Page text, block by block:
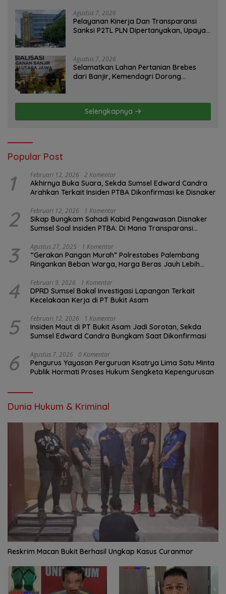
Agustus 7, 2026
Pelayanan Kinerja Dan Transparansi
Sanksi P2TL PLN Dipertanyakan, Upaya
Agustus 7, 2026
Selamatkan Lahan Pertanian Brebes
dari Banjir, Kemendagri Dorong
Selengkapnya
Popular Post
1 Februari 12, 2026 2 Komentar
Akhirnya Buka Suara, Sekda Sumsel Edward Candra
Arahkan Terkait Insiden PTBA Dikonfirmasi ke Disnaker
2 Februari 12, 2026 1 Komentar
Sikap Bungkam Sahadi Kabid Pengawasan Disnaker
Sumsel Soal Insiden PTBA: Di Mana Transparansi
3 Agustus 27, 2025 1 Komentar
“Gerakan Pangan Murah” Polrestabes Palembang
Ringankan Beban Warga, Harga Beras Jauh Lebih
4 Februari 9, 2026 1 Komentar
DPRD Sumsel Bakal Investigasi Lapangan Terkait
Kecelakaan Kerja di PT Bukit Asam
5 Februari 12, 2026 1 Komentar
Insiden Maut di PT Bukit Asam Jadi Sorotan, Sekda
Sumsel Edward Candra Bungkam Saat Dikonfirmasi
6 Agustus 7, 2026 0 Komentar
Pengurus Yayasan Perguruan Ksatrya Lima Satu Minta
Publik Hormati Proses Hukum Sengketa Kepengurusan
Dunia Hukum & Kriminal
Reskrim Macan Bukit Berhasil Ungkap Kasus Curanmor